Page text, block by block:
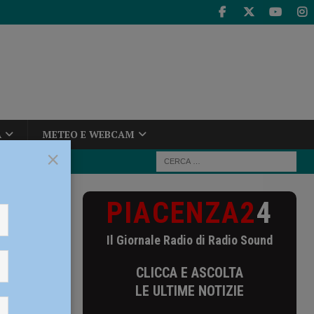
METEO E WEBCAM
PIACENZA24
Il Giornale Radio di Radio Sound
CLICCA E ASCOLTA
LE ULTIME NOTIZIE
×